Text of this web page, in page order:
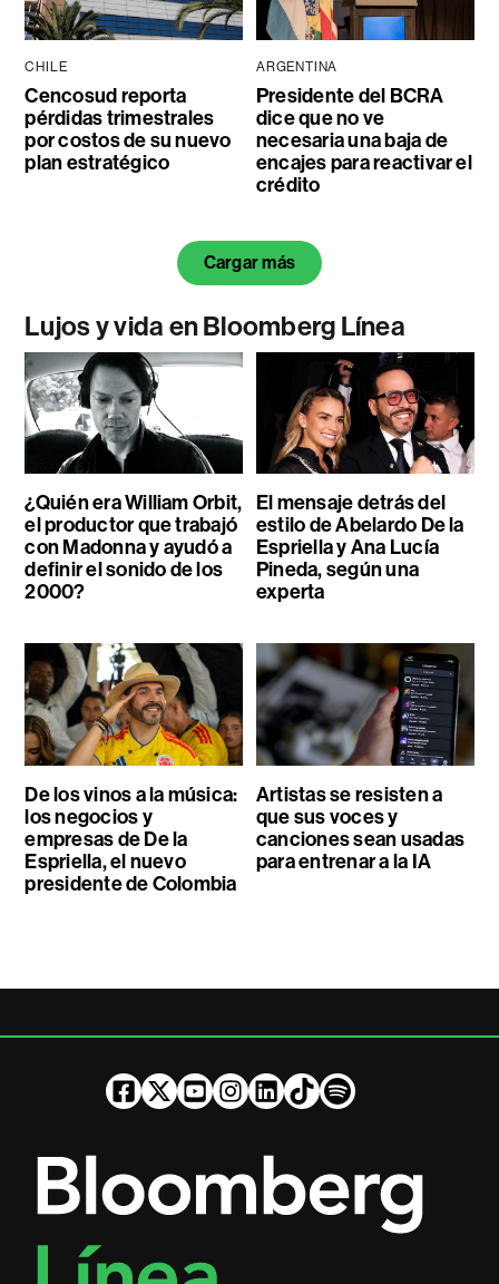
CHILE
Cencosud reporta
pérdidas trimestrales
por costos de su nuevo
plan estratégico
ARGENTINA
Presidente del BCRA
dice que no ve
necesaria una baja de
encajes para reactivar el
crédito
Cargar más
Lujos y vida en Bloomberg Línea
¿Quién era William Orbit,
el productor que trabajó
con Madonna y ayudó a
definir el sonido de los
2000?
El mensaje detrás del
estilo de Abelardo De la
Espriella y Ana Lucía
Pineda, según una
experta
De los vinos a la música:
los negocios y
empresas de De la
Espriella, el nuevo
presidente de Colombia
Artistas se resisten a
que sus voces y
canciones sean usadas
para entrenar a la IA